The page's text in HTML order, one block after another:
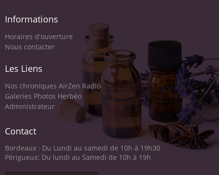
Informations
Horaires d'ouverture
Nous contacter
Les Liens
Nos chroniques AirZen Radio
Galeries Photos Herbéo
Administrateur
Contact
Bordeaux : Du Lundi au samedi de 10h à 19h30
Périgueux: Du lundi au Samedi de 10h à 19h